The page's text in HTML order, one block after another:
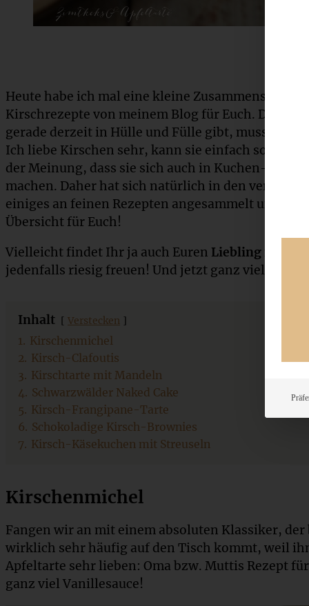
Heute habe ich mal eine kleine
Kirschrezepte von meinem Blog für Euch. Da es
gerade derzeit in Hülle und Fülle gibt, muss man
Ich liebe Kirschen sehr, kann sie einfach so vom
der Meinung, dass sie sich auch in Kuchen- oder
machen. Daher hat sich natürlich in den
einiges an feinen Rezepten angesammelt und
Übersicht für Euch!
Vielleicht findet Ihr ja auch Euren Liebling mit
jedenfalls riesig freuen! Und jetzt ganz viel Spaß
Inhalt Verstecken
1. Kirschenmichel
2. Kirsch-Clafoutis
3. Kirschtarte mit Mandeln
4. Schwarzwälder Naked Cake
5. Kirsch-Frangipane-Tarte
6. Schokoladige Kirsch-Brownies
7. Kirsch-Käsekuchen mit Streuseln
Kirschenmichel
Fangen wir an mit einem absoluten Klassiker,
wirklich sehr häufig auf den Tisch kommt, weil
Apfeltarte sehr lieben: Oma bzw. Muttis Rezept für
ganz viel Vanillesauce!